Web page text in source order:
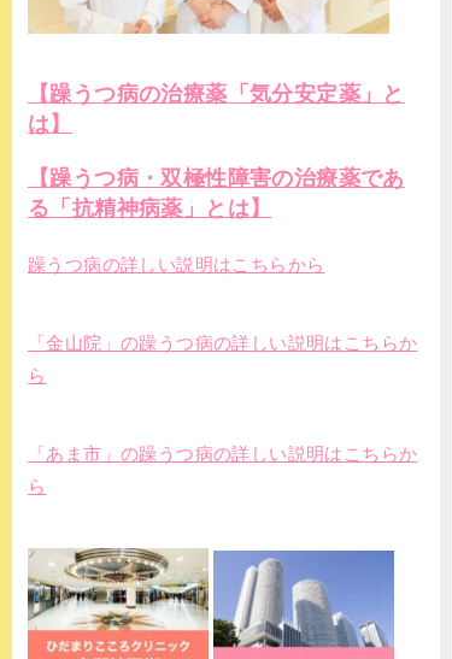
【躁うつ病の治療薬「気分安定薬」と
は】
【躁うつ病・双極性障害の治療薬であ
る「抗精神病薬」とは】
躁うつ病の詳しい説明はこちらから
「金山院」の躁うつ病の詳しい説明はこちらか
ら
「あま市」の躁うつ病の詳しい説明はこちらか
ら